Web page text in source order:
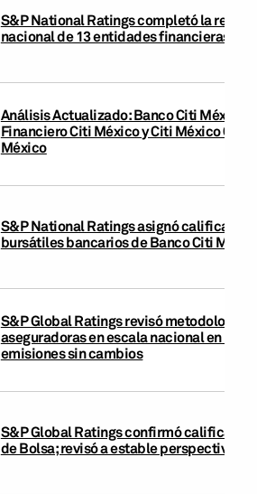
S&P National Ratings completó la
nacional de 13 entidades financieras en
Análisis Actualizado: Banco Citi México,
Financiero Citi México y Citi México
México
S&P National Ratings asignó
bursátiles bancarios de Banco Citi
S&P Global Ratings revisó
aseguradoras en escala nacional en
emisiones sin cambios
S&P Global Ratings confirmó
de Bolsa; revisó a estable perspectiva